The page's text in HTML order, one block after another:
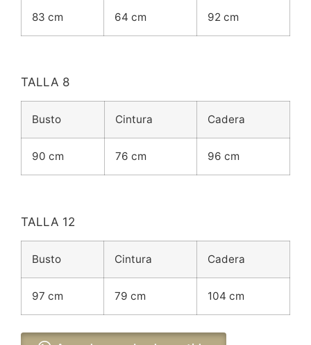
83 cm 64 cm 92 cm
TALLA 8
Busto Cintura Cadera
90 cm 76 cm 96 cm
TALLA 12
Busto Cintura Cadera
97 cm 79 cm 104 cm